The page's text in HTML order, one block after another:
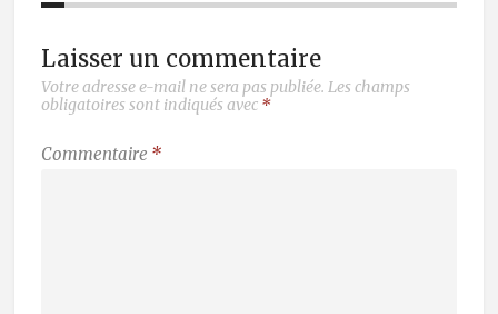
Laisser un commentaire
Votre adresse e-mail ne sera pas publiée. Les champs
obligatoires sont indiqués avec *
Commentaire *